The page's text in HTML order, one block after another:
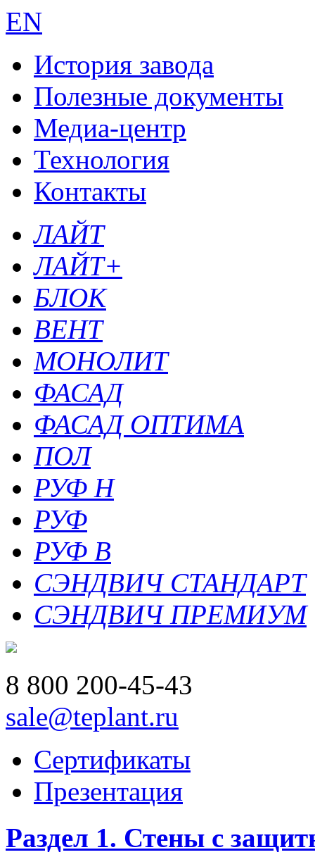
EN
История завода
Полезные документы
Медиа-центр
Технология
Контакты
ЛАЙТ
ЛАЙТ+
БЛОК
ВЕНТ
МОНОЛИТ
ФАСАД
ФАСАД ОПТИМА
ПОЛ
РУФ Н
РУФ
РУФ В
СЭНДВИЧ СТАНДАРТ
СЭНДВИЧ ПРЕМИУМ
8 800 200-45-43
sale@teplant.ru
Сертификаты
Презентация
Раздел 1. Стены с